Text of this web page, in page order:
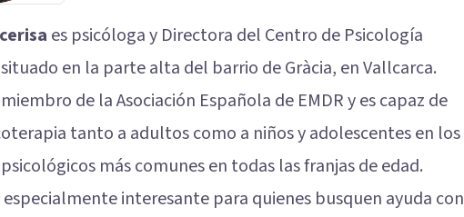
es psicóloga y Directora del Centro de Psicología
en la parte alta del barrio de Gràcia, en Vallcarca.
de la Asociación Española de EMDR y es capaz de
tanto a adultos como a niños y adolescentes en los
más comunes en todas las franjas de edad.
interesante para quienes busquen ayuda con